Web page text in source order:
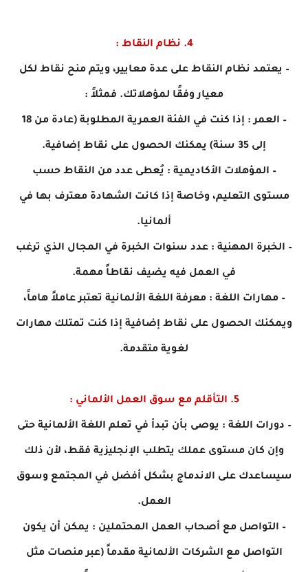
4. نظام النقاط :
– يعتمد نظام النقاط على عدة معايير، ويتم منح نقاط لكل
معيار وفقًا لمؤهلاتك. فمثلاً :
– العمر : إذا كنت في الفئة العمرية المطلوبة (عادة من 18
إلى 35 سنة) يمكنك الحصول على نقاط إضافية.
– المؤهلات الأكاديمية : يُعطى عدد من النقاط حسب
مستوى التعليم، وخاصة إذا كانت الشهادة معترف بها في
ألمانيا.
– الخبرة المهنية : عدد سنوات الخبرة في المجال الذي ترغب
في العمل فيه يضيف نقاطاً مهمة.
– مهارات اللغة : معرفة اللغة الألمانية تعتبر عاملاً هاماً،
ويمكنك الحصول على نقاط إضافية إذا كنت تمتلك مهارات
لغوية متقدمة.
5. التأقلم مع سوق العمل الألماني :
– دورات اللغة : يوصى بأن تبدأ في تعلم اللغة الألمانية حتى
وإن كان مستوى عملك يتطلب الإنجليزية فقط، لأن ذلك
سيساعدك على الاندماج بشكل أفضل في المجتمع وسوق
العمل.
– التواصل مع أصحاب العمل المحتملين : يمكن أن يكون
التواصل مع الشركات الألمانية مقدماً (عبر منصات مثل